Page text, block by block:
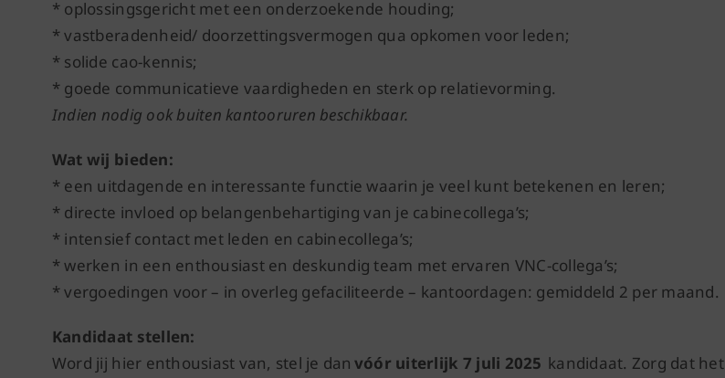
* oplossingsgericht met een onderzoekende houding;
* vastberadenheid/ doorzettingsvermogen qua opkomen voor leden;
* solide cao-kennis;
* goede communicatieve vaardigheden en sterk op relatievorming.
Indien nodig ook buiten kantooruren beschikbaar.
Wat wij bieden:
* een uitdagende en interessante functie waarin je veel kunt betekenen en leren;
* directe invloed op belangenbehartiging van je cabinecollega’s;
* intensief contact met leden en cabinecollega’s;
* werken in een enthousiast en deskundig team met ervaren VNC-collega’s;
* vergoedingen voor – in overleg gefaciliteerde – kantoordagen: gemiddeld 2 per maand.
Kandidaat stellen:
Word jij hier enthousiast van, stel je dan vóór uiterlijk 7 juli 2025 kandidaat. Zorg dat het